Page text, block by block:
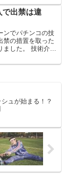
が良いのか？な
への答えが見つ
で出禁は違
ンでパチンコの技
禁の措置を取った
した。 技術介入
。 で、そもそもパ
ュが始まる！？